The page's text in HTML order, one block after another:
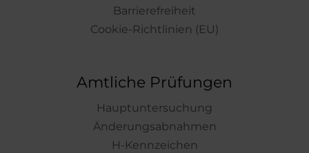
Barrierefreiheit
Cookie-Richtlinien (EU)
Amtliche Prüfungen
Hauptuntersuchung
Änderungsabnahmen
H-Kennzeichen